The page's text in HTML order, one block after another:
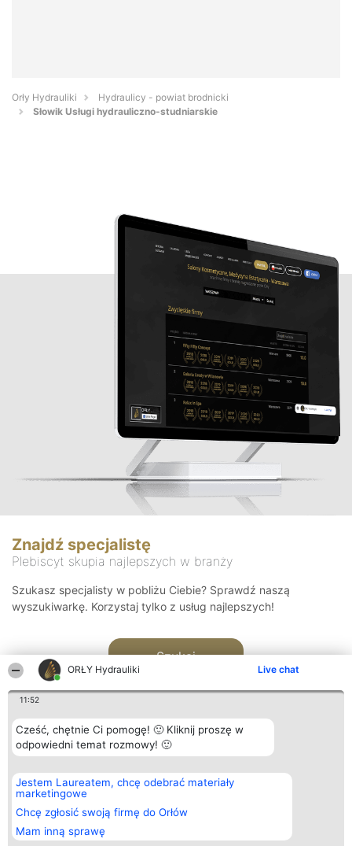
ORŁY Hydrauliki Live chat
11:52
Cześć, chętnie Ci pomogę! 🙂 Kliknij proszę w
odpowiedni temat rozmowy! 🙂
Jestem Laureatem, chcę odebrać materiały
marketingowe
Chcę zgłosić swoją firmę do Orłów
Mam inną sprawę
Orły Hydrauliki
Hydraulicy - powiat brodnicki
Słowik Usługi hydrauliczno-studniarskie
Znajdź specjalistę
Plebiscyt skupia najlepszych w branży
Szukasz specjalisty w pobliżu Ciebie? Sprawdź naszą
wyszukiwarkę. Korzystaj tylko z usług najlepszych!
Szukaj
Organizator plebiscytu
Bright Side Solutions sp. z o.
o. sp. k.
ul. Ruska 22
Wrocław 50-079
KRS 0000749100 | Regon
381313360 | NIP 8943132676
Plebiscyt
Laureaci
wszystkich
Laureatów
Regulamin
Kontakt
Kontakt